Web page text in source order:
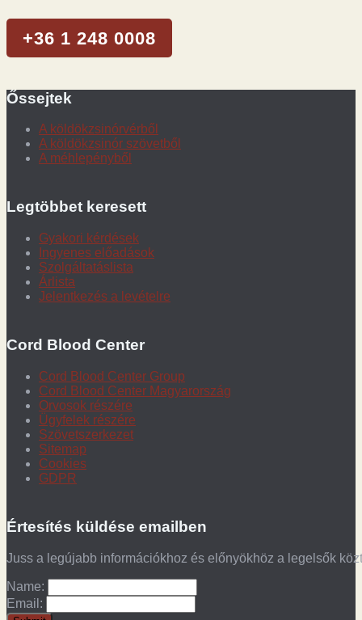
+36 1 248 0008
Őssejtek
A köldökzsinórvérből
A köldökzsinór szövetből
A méhlepényből
Legtöbbet keresett
Gyakori kérdések
Ingyenes előadások
Szolgáltatáslista
Árlista
Jelentkezés a levételre
Cord Blood Center
Cord Blood Center Group
Cord Blood Center Magyarország
Orvosok részére
Ügyfelek részére
Szövetszerkezet
Sitemap
Cookies
GDPR
Értesítés küldése emailben
Juss a legújabb információkhoz és előnyökhöz a legelsők közt
Name:
Email: